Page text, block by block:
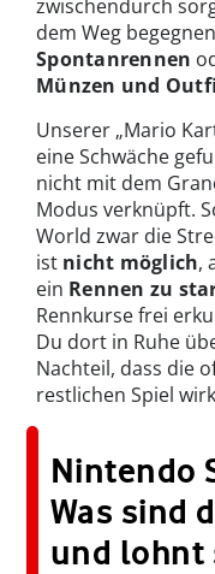
zwischendurch
dem Weg
Spontanrennen
Münzen und
Unserer „Mario
eine Schwäche
nicht mit dem
Modus verknüpft.
World zwar die
ist nicht möglich,
ein Rennen zu
Rennkurse frei
Du dort in Ruhe
Nachteil, dass die
restlichen Spiel
Nintendo
Was sind
und lohnt